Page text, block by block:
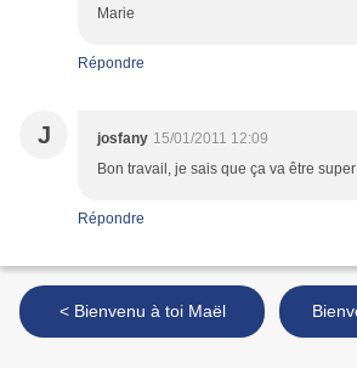
Marie
Répondre
J josfany 15/01/2011 12:09
Bon travail, je sais que ça va être super
Répondre
< Bienvenu à toi Maël